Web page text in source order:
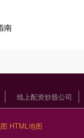
南
线上配资炒股公司
HTML地图